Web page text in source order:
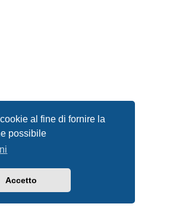
al fine di fornire la
possibile
Accetto